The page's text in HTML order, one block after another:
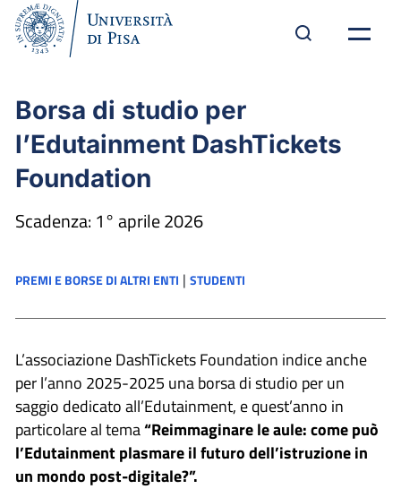
Borsa di studio per
l’Edutainment DashTickets
Foundation
Scadenza: 1° aprile 2026
PREMI E BORSE DI ALTRI ENTI | STUDENTI
L’associazione DashTickets Foundation indice anche
per l’anno 2025-2025 una borsa di studio per un
saggio dedicato all’Edutainment, e quest’anno in
particolare al tema“Reimmaginare le aule: come può
l’Edutainment plasmare il futuro dell’istruzione in
un mondo post-digitale?”.